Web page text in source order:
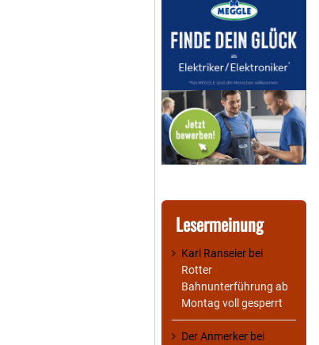
Lesermeinung
Karl Ranseier bei
Rotter
Bahnunterführung ab
Montag voll gesperrt
Der Anmerker bei